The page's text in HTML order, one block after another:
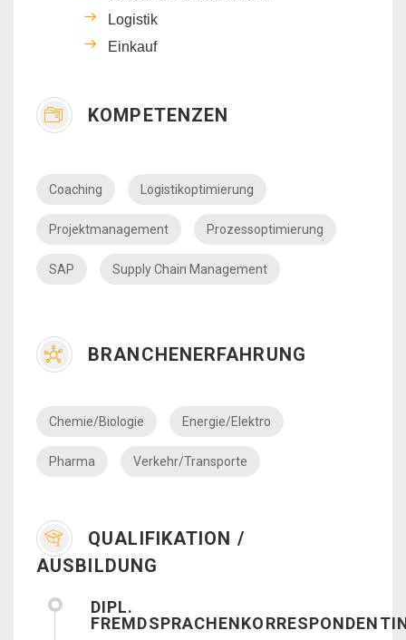
Logistik
Einkauf
KOMPETENZEN
Coaching Logistikoptimierung
Projektmanagement Prozessoptimierung
SAP Supply Chain Management
BRANCHENERFAHRUNG
Chemie/Biologie Energie/Elektro
Pharma Verkehr/Transporte
QUALIFIKATION /
AUSBILDUNG
DIPL.